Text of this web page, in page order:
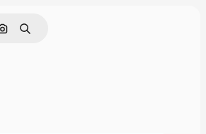
Pesquisar por imagem
Buscar